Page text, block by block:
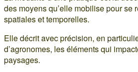
des moyens qu’elle mobilise pour se
spatiales et temporelles.
Elle décrit avec précision, en
d’agronomes, les éléments qui
paysages.